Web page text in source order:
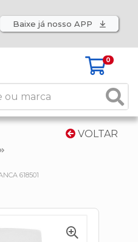
Baixe já nosso APP
0
VOLTAR
618501